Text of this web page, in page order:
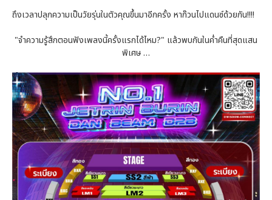
ถึงเวลาปลุกความเป็นวัยรุ่นในตัวคุณขึ้นมาอีกครั้ง หาก๊วนไปแดนซ์ด้วยกัน!!!!
"จำความรู้สึกตอนฟังเพลงนี้ครั้งแรกได้ไหม?" แล้วพบกันในค่ำคืนที่สุดแสน
พิเศษ …